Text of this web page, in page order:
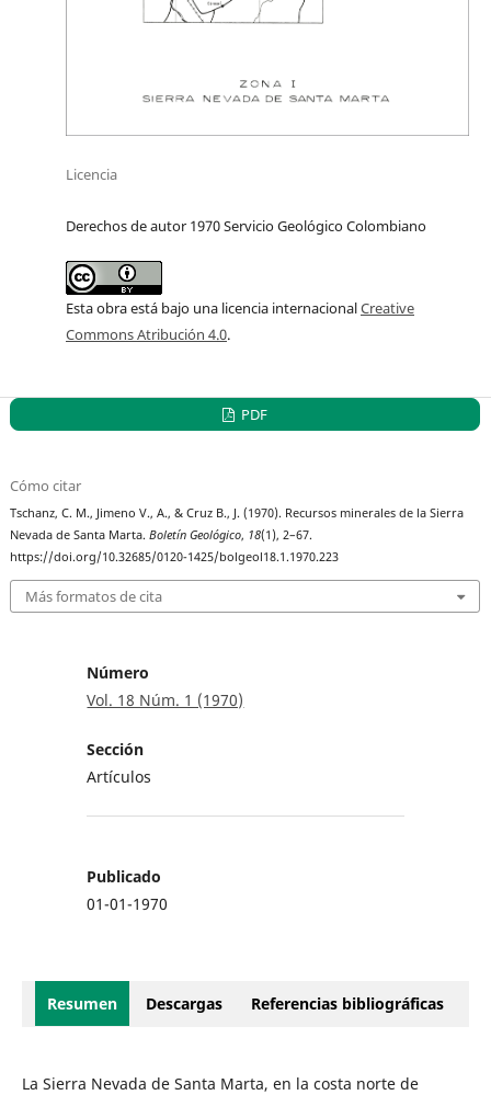
Licencia
Derechos de autor 1970 Servicio Geológico Colombiano
Esta obra está bajo una licencia internacionalCreative
Commons Atribución 4.0.
PDF
Cómo citar
Tschanz, C. M., Jimeno V., A., & Cruz B., J. (1970). Recursos minerales de la Sierra
Nevada de Santa Marta.Boletín Geológico, 18(1), 2–67.
https://doi.org/10.32685/0120-1425/bolgeol18.1.1970.223
Más formatos de cita
Número
Vol. 18 Núm. 1 (1970)
Sección
Artículos
Publicado
01-01-1970
Resumen Descargas Referencias bibliográficas
La Sierra Nevada de Santa Marta, en la costa norte de